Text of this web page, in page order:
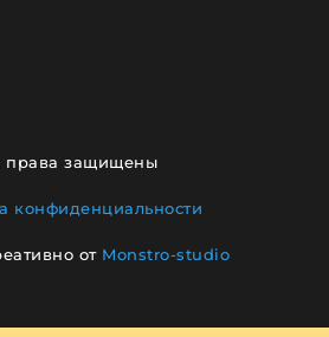
права защищены
конфиденциальности
от Monstro-studio